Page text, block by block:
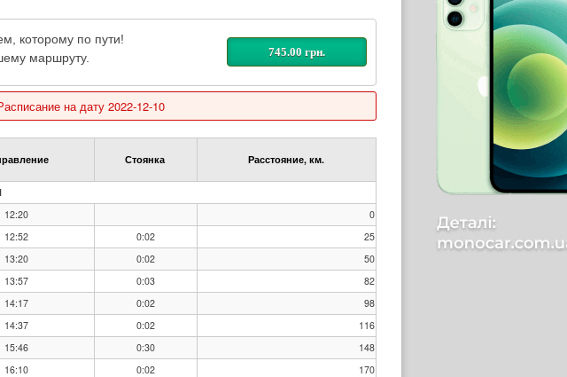
которому по пути!
маршруту. 745.00 грн.
на дату 2022-12-10
Стоянка Расстояние, км.
12:20 0
12:52 0:02 25
13:20 0:02 50
13:57 0:03 82
14:17 0:02 98
14:37 0:02 116
15:46 0:30 148
16:10 0:02 170